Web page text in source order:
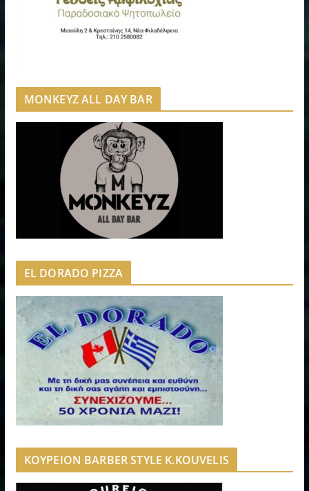
MONKEYZ ALL DAY BAR
EL DORADO PIZZA
ΚΟΥΡΕΙΟΝ BARBER STYLE K.KOUVELIS